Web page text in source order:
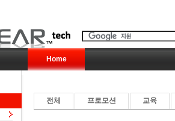
Home
전체 프로모션 교육